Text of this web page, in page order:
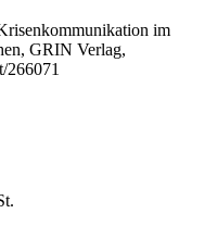
im
GRIN Verlag,
266071